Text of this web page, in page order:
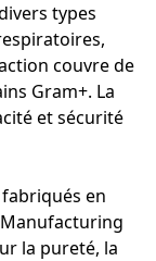
types
couvre de
Gram+. La
et sécurité
en
la pureté, la